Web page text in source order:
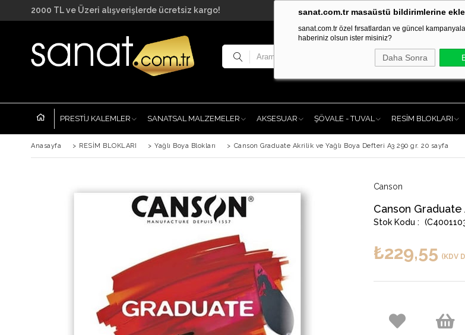
sanat.com.tr masaüstü bildirimlerine
sanat.com.tr özel fırsatlardan ve güncel
haberiniz olsun ister misiniz?
Daha Sonra
2000 TL ve Üzeri alışverişlerde ücretsiz kargo!
PRESTİJ KALEMLER SANATSAL MALZEMELER AKSESUAR ŞÖVALE - TUVAL RESİM BLOKLARI
Anasayfa > RESİM BLOKLARI > Yağlı Boya Blokları > Canson Graduate Akrilik ve Yağlı Boya Defteri A3 290 gr. 20 sayfa
Canson
Canson
₺229,55 (KDV